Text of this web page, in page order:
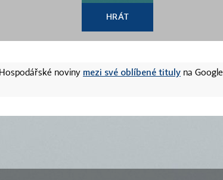
HRÁT
noviny mezi své oblíbené tituly na Google